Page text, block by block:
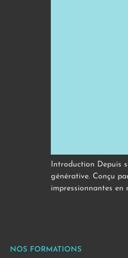
Introduction Depuis
générative. Conçu
impressionnantes en
NOS FORMATIONS